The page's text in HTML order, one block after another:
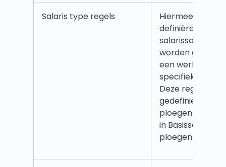
Salaris type regels
Hiermee kunt u
definiëren voor
salarissoorten
worden
een werknemer
specifieke
Deze regels
gedefinieerd
ploegen in
in
ploegentype.